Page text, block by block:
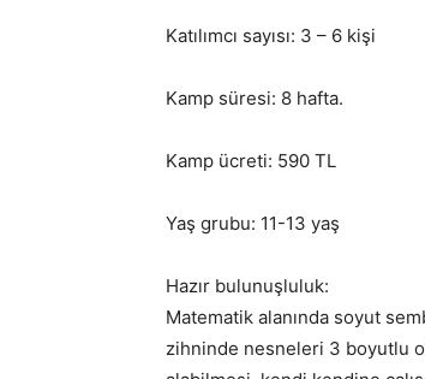
Katılımcı sayısı: 3 – 6 kişi
Kamp süresi: 8 hafta.
Kamp ücreti: 590 TL
Yaş grubu: 11-13 yaş
Hazır bulunuşluluk:
Matematik alanında soyut
zihninde nesneleri 3 boyutlu